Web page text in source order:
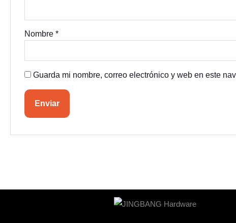
Nombre *
Guarda mi nombre, correo electrónico y web en este